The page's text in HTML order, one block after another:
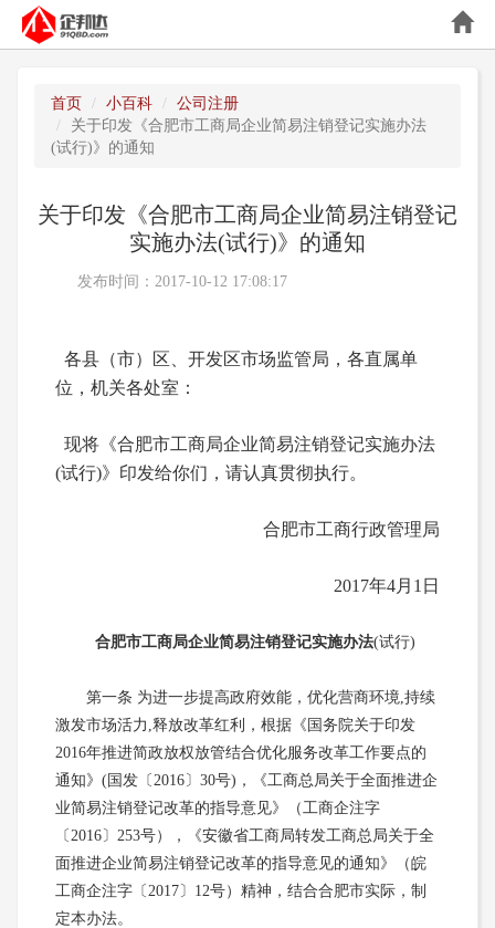
首页 小百科
公司注册
关于印发《合肥市工商局企业简易注销登记实施办法
(试行)》的通知
关于印发《合肥市工商局企业简易注销登记
实施办法(试行)》的通知
发布时间：2017-10-12 17:08:17
各县（市）区、开发区市场监管局，各直属单
位，机关各处室：
现将《合肥市工商局企业简易注销登记实施办法
(试行)》印发给你们，请认真贯彻执行。
合肥市工商行政管理局
2017年4月1日
合肥市工商局企业简易注销登记实施办法(试行)
第一条 为进一步提高政府效能，优化营商环境,持续
激发市场活力,释放改革红利，根据《国务院关于印发
2016年推进简政放权放管结合优化服务改革工作要点的
通知》(国发〔2016〕30号)，《工商总局关于全面推进企
业简易注销登记改革的指导意见》（工商企注字
〔2016〕253号），《安徽省工商局转发工商总局关于全
面推进企业简易注销登记改革的指导意见的通知》（皖
工商企注字〔2017〕12号）精神，结合合肥市实际，制
定本办法。